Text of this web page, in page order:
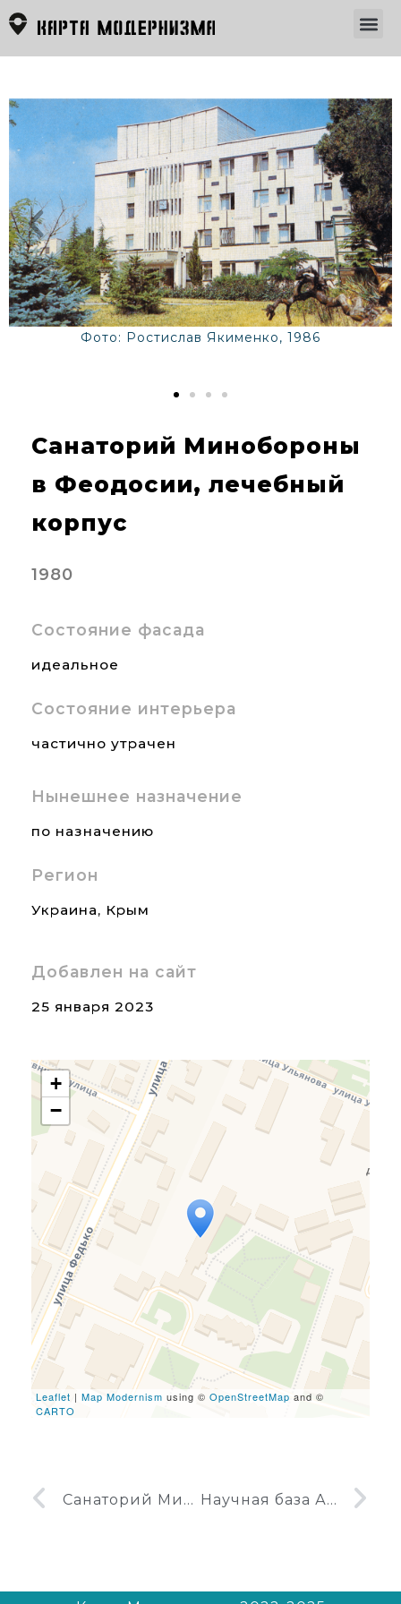
Фото: Ростислав Якименко, 1986
Санаторий Минобороны
в Феодосии, лечебный
корпус
1980
Состояние фасада
идеальное
Состояние интерьера
частично утрачен
Нынешнее назначение
по назначению
Регион
Украина, Крым
Добавлен на сайт
25 января 2023
Travelers' Map is loading...
If you see this after your
page is loaded completely,
leafletJS files are missing.
+
−
Leaflet | Map Modernism using © OpenStreetMap and ©
CARTO
Санаторий Минобороны в Феодосии, корпус № 1 Научная база Ай-Петри в Феодосии